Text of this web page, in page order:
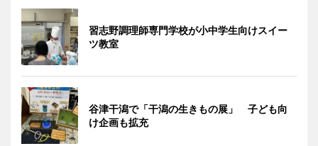
習志野調理師専門学校が小中学生向けスイー
ツ教室
谷津干潟で「干潟の生きもの展」 子ども向
け企画も拡充